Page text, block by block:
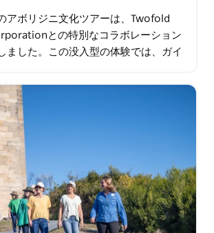
アボリジニ文化ツアーは、Twofold
との特別なコラボレーション
ました。この没入型の体験では、ガイ